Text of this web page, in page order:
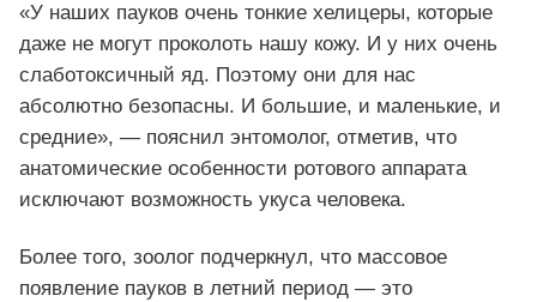
«У наших пауков очень тонкие хелицеры, которые
даже не могут проколоть нашу кожу. И у них очень
слаботоксичный яд. Поэтому они для нас
абсолютно безопасны. И большие, и маленькие, и
средние», — пояснил энтомолог, отметив, что
анатомические особенности ротового аппарата
исключают возможность укуса человека.
Более того, зоолог подчеркнул, что массовое
появление пауков в летний период — это